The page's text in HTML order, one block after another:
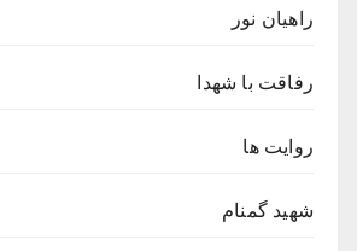
راهیان نور
رفاقت با شهدا
روایت ها
شهید گمنام